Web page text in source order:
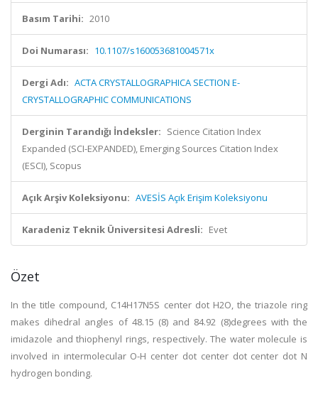
Basım Tarihi: 2010
Doi Numarası: 10.1107/s160053681004571x
Dergi Adı: ACTA CRYSTALLOGRAPHICA SECTION E-
CRYSTALLOGRAPHIC COMMUNICATIONS
Derginin Tarandığı İndeksler: Science Citation Index
Expanded (SCI-EXPANDED), Emerging Sources Citation Index
(ESCI), Scopus
Açık Arşiv Koleksiyonu: AVESİS Açık Erişim Koleksiyonu
Karadeniz Teknik Üniversitesi Adresli: Evet
Özet
In the title compound, C14H17N5S center dot H2O, the triazole ring
makes dihedral angles of 48.15 (8) and 84.92 (8)degrees with the
imidazole and thiophenyl rings, respectively. The water molecule is
involved in intermolecular O-H center dot center dot center dot N
hydrogen bonding.